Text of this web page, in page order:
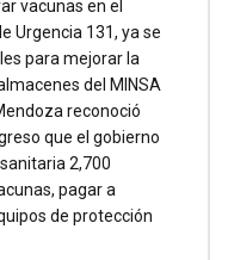
vacunas en el
Urgencia 131, ya se
para mejorar la
del MINSA
reconoció
que el gobierno
2,700
pagar a
de protección